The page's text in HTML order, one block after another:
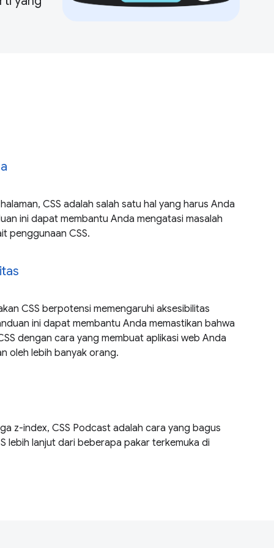
CSS adalah salah satu hal yang harus Anda
ini dapat membantu Anda mengatasi masalah
penggunaan CSS.
CSS berpotensi memengaruhi aksesibilitas
ini dapat membantu Anda memastikan bahwa
dengan cara yang membuat aplikasi web Anda
oleh lebih banyak orang.
z-index, CSS Podcast adalah cara yang bagus
lebih lanjut dari beberapa pakar terkemuka di